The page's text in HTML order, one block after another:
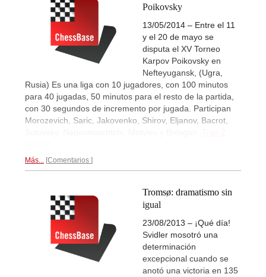
Poikovsky
13/05/2014 – Entre el 11
y el 20 de mayo se
disputa el XV Torneo
Karpov Poikovsky en
Nefteyugansk, (Ugra,
Rusia) Es una liga con 10 jugadores, con 100 minutos
para 40 jugadas, 50 minutos para el resto de la partida,
con 30 segundos de incremento por jugada. Participan
Morozevich, Saric, Jakovenko, Shirov, Eljanov, Bacrot,
Más... Comentarios
Tromsø: dramatismo sin
igual
23/08/2013 – ¡Qué día!
Svidler mosotró una
determinación
excepcional cuando se
anotó una victoria en 135